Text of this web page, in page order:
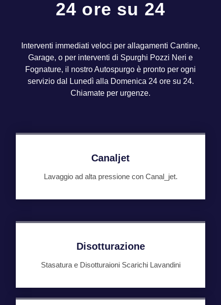
24 ore su 24
Interventi immediati veloci per allagamenti Cantine,
Garage, o per interventi di Spurghi Pozzi Neri e
Fognature, il nostro Autospurgo è pronto per ogni
servizio dal Lunedì alla Domenica 24 ore su 24.
Chiamate per urgenze.
Canaljet
Lavaggio ad alta pressione con Canal_jet.
Disotturazione
Stasatura e Disotturaioni Scarichi Lavandini